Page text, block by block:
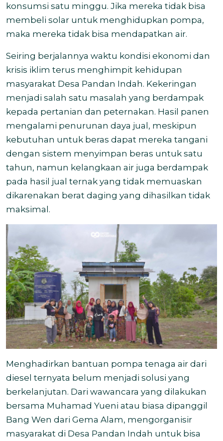
konsumsi satu minggu. Jika mereka tidak bisa
membeli solar untuk menghidupkan pompa,
maka mereka tidak bisa mendapatkan air.
Seiring berjalannya waktu kondisi ekonomi dan
krisis iklim terus menghimpit kehidupan
masyarakat Desa Pandan Indah. Kekeringan
menjadi salah satu masalah yang berdampak
kepada pertanian dan peternakan. Hasil panen
mengalami penurunan daya jual, meskipun
kebutuhan untuk beras dapat mereka tangani
dengan sistem menyimpan beras untuk satu
tahun, namun kelangkaan air juga berdampak
pada hasil jual ternak yang tidak memuaskan
dikarenakan berat daging yang dihasilkan tidak
maksimal.
Menghadirkan bantuan pompa tenaga air dari
diesel ternyata belum menjadi solusi yang
berkelanjutan. Dari wawancara yang dilakukan
bersama Muhamad Yueni atau biasa dipanggil
Bang Wen dari Gema Alam, mengorganisir
masyarakat di Desa Pandan Indah untuk bisa